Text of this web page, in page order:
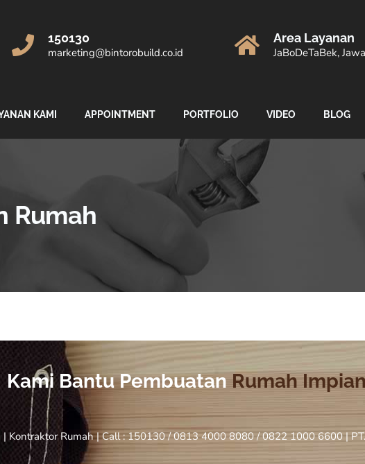
150130
marketing@bintorobuild.co.id
Area Layanan
JaBoDeTaBek,
KAMI APPOINTMENT PORTFOLIO VIDEO BLOG
Rumah
Kami Bantu PembuatanRumah
| Kontraktor Rumah | Call : 150130 / 0813 4000 8080 / 0822 1000 6600 |